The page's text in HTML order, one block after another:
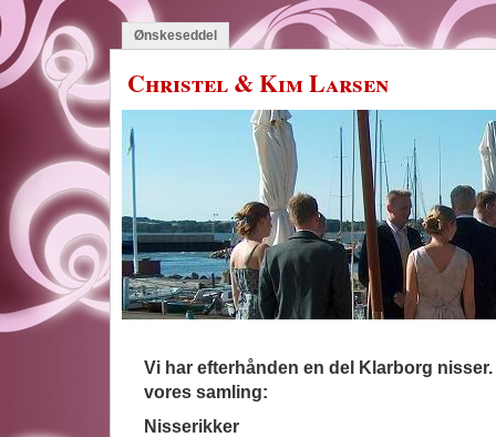
Ønskeseddel
Christel & Kim Larsen
Vi har efterhånden en del Klarborg
vores samling:
Nisserikker